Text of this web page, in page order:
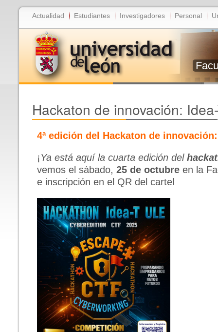
Actualidad Estudiantes Investigadores Personal
Hackaton de innovación:
4ª edición del Hackaton de
¡Ya está aquí la cuarta edición del
vemos el sábado, 25 de octubreen la
e inscripción en el QR del cartel